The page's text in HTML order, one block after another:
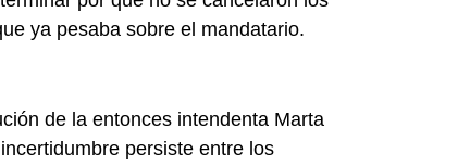
ya pesaba sobre el mandatario.
de la entonces intendenta Marta
persiste entre los